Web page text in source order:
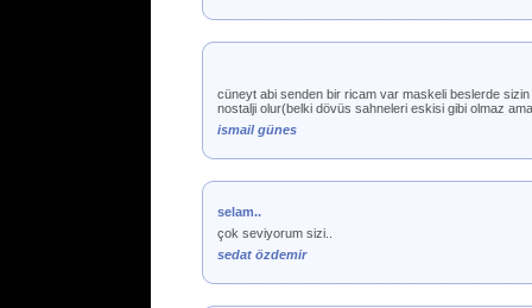
cüneyt abi senden bir ricam var maskeli beslerde
nostalji olur(belki dövüs sahneleri eskisi gibi olmaz
ismail günes
selam..
çok seviyorum sizi..
sedat özdemir